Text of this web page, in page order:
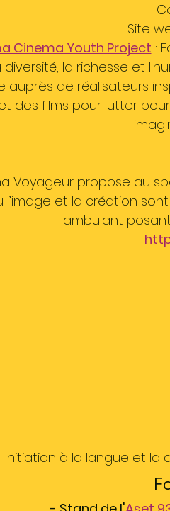
Site
Cinema Youth Project :
diversité, la richesse et
auprès de réalisateurs
des films pour lutter
Voyageur propose au
l’image et la création
ambulant
Initiation à la langue et la